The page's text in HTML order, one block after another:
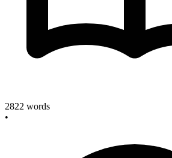
2822 words
•